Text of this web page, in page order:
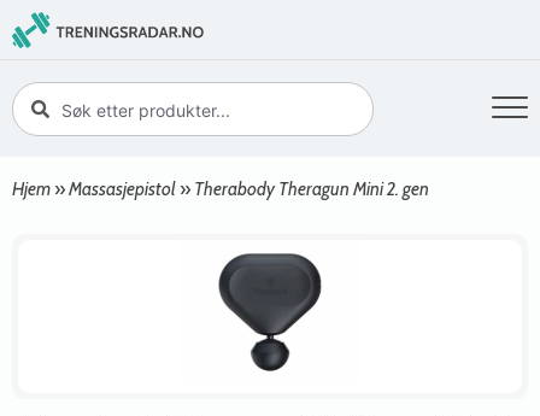
Hjem »Massasjepistol » Therabody Theragun Mini 2. gen